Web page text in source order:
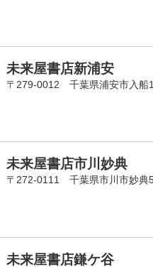
未来屋書店新浦安
〒279-0012 千葉県浦安市入船
未来屋書店市川妙典
〒272-0111 千葉県市川市妙典
未来屋書店鎌ケ谷